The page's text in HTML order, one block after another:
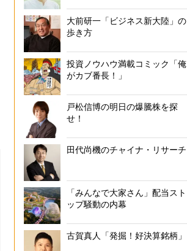
大前研一「ビジネス新大陸」の
歩き方
投資ノウハウ満載コミック「俺
がカブ番長！」
戸松信博の明日の爆騰株を探
せ！
田代尚機のチャイナ・リサーチ
「みんなで大家さん」配当スト
ップ騒動の内幕
古賀真人「発掘！好決算銘柄」